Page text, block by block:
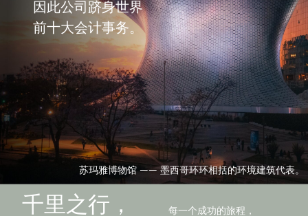
因此公司跻身世界
前十大会计事务。
苏玛雅博物馆 —— 墨西哥环环相括的环境建筑代表。
千里之行，
每一个成功的旅程，